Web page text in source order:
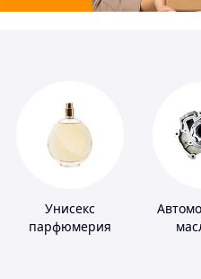
Унисекс
парфюмерия